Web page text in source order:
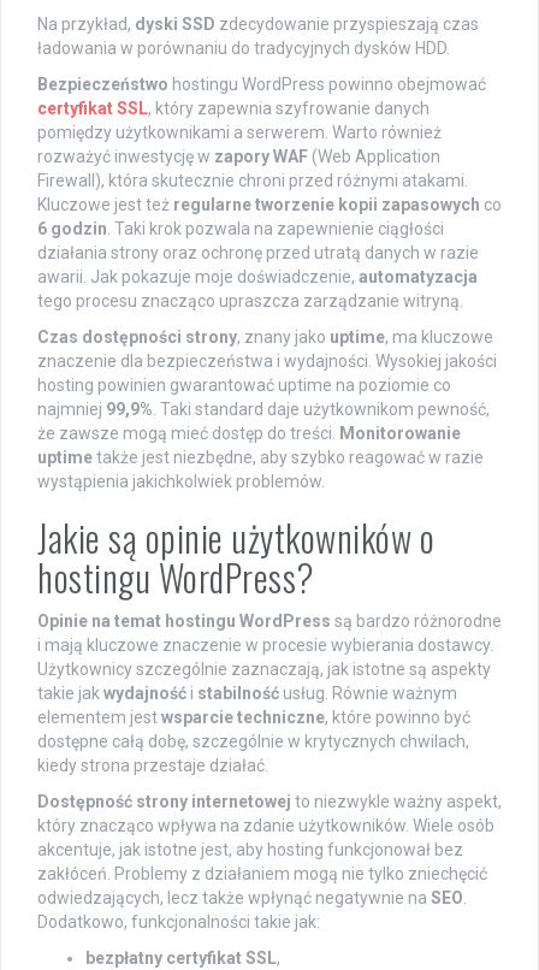
Na przykład, dyski SSD zdecydowanie przyspieszają czas
ładowania w porównaniu do tradycyjnych dysków HDD.
Bezpieczeństwo hostingu WordPress powinno obejmować
certyfikat SSL, który zapewnia szyfrowanie danych
pomiędzy użytkownikami a serwerem. Warto również
rozważyć inwestycję w zapory WAF (Web Application
Firewall), która skutecznie chroni przed różnymi atakami.
Kluczowe jest też regularne tworzenie kopii zapasowych co
6 godzin . Taki krok pozwala na zapewnienie ciągłości
działania strony oraz ochronę przed utratą danych w razie
awarii. Jak pokazuje moje doświadczenie, automatyzacja
tego procesu znacząco upraszcza zarządzanie witryną.
Czas dostępności strony, znany jako uptime, ma kluczowe
znaczenie dla bezpieczeństwa i wydajności. Wysokiej jakości
hosting powinien gwarantować uptime na poziomie co
najmniej 99,9% . Taki standard daje użytkownikom pewność,
że zawsze mogą mieć dostęp do treści.
Monitorowanie
uptimetakże jest niezbędne, aby szybko reagować w razie
wystąpienia jakichkolwiek problemów.
Jakie są opinie użytkowników o
hostingu WordPress?
Opinie na temat hostingu WordPress są bardzo różnorodne
i mają kluczowe znaczenie w procesie wybierania dostawcy.
Użytkownicy szczególnie zaznaczają, jak istotne są aspekty
takie jak wydajność i stabilność usług. Równie ważnym
elementem jestwsparcie techniczne, które powinno być
dostępne całą dobę, szczególnie w krytycznych chwilach,
kiedy strona przestaje działać.
Dostępność strony internetowej to niezwykle ważny aspekt,
który znacząco wpływa na zdanie użytkowników. Wiele osób
akcentuje, jak istotne jest, aby hosting funkcjonował bez
zakłóceń. Problemy z działaniem mogą nie tylko zniechęcić
odwiedzających, lecz także wpłynąć negatywnie na SEO
Dodatkowo, funkcjonalności takie jak:
bezpłatny certyfikat SSL,